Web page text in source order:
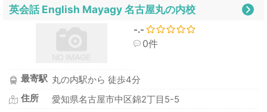
英会話 English Mayagy 名古屋丸の内校
-.-
0件
最寄駅 丸の内駅から 徒歩4分
住所
愛知県名古屋市中区錦2丁目5-5